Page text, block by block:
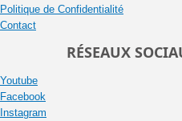
Politique de Confidentialité
Contact
RÉSEAUX
Youtube
Facebook
Instagram